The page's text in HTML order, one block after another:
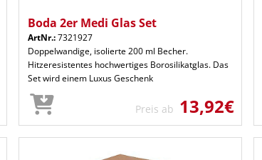
Boda 2er Medi Glas Set
ArtNr.:7321927
Doppelwandige, isolierte 200 ml Becher.
Hitzeresistentes hochwertiges Borosilikatglas. Das
Set wird einem Luxus Geschenk
Preis ab 13,92€